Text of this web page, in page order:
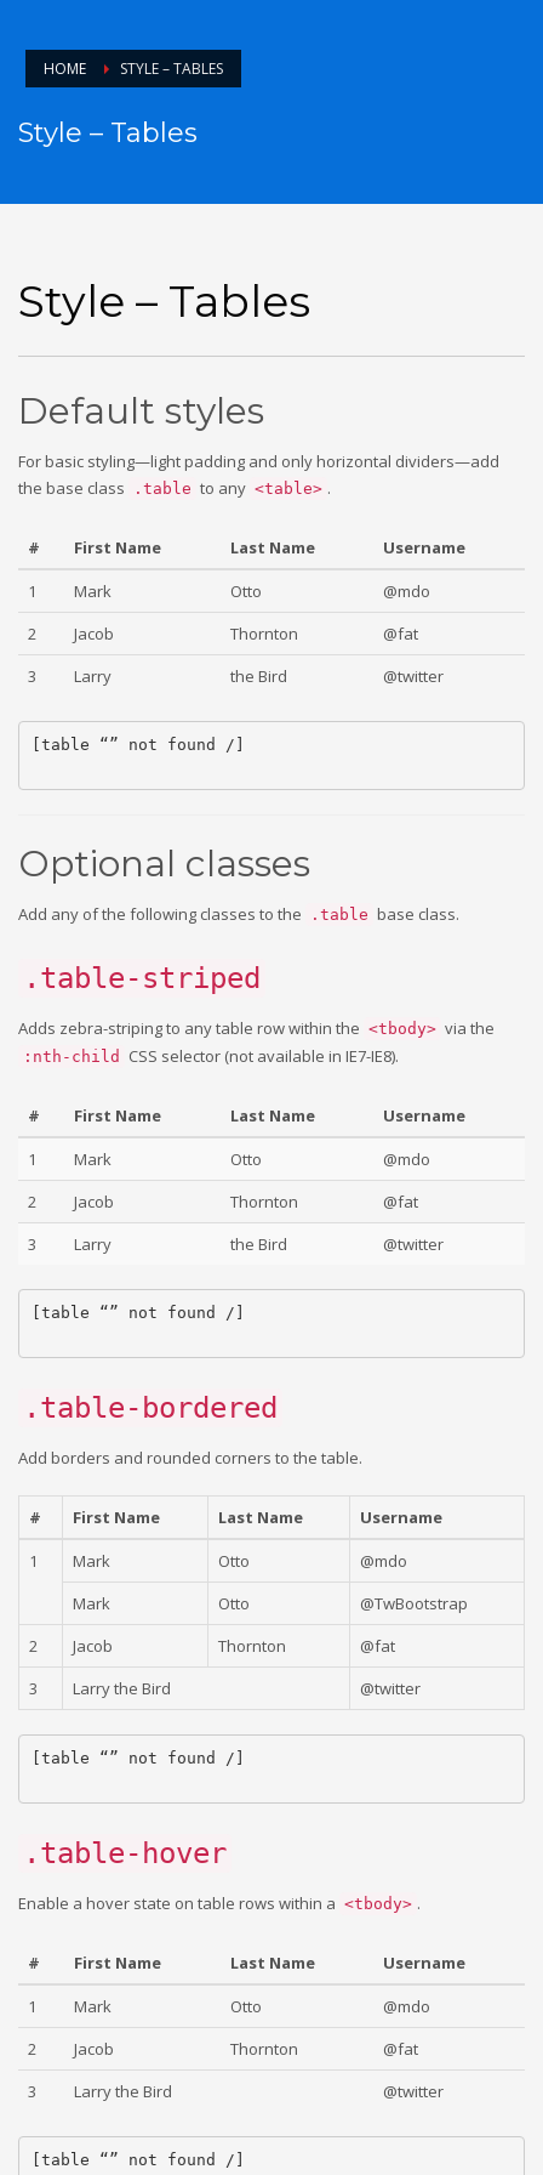
HOME STYLE – TABLES
Style – Tables
Style – Tables
Default styles
For basic styling—light padding and only horizontal dividers—add
the base class
.table to any <table> .
# First Name Last Name
Username
1
Mark Otto
@mdo
2
Jacob Thornton
@fat
3
Larry the Bird @twitter
[table “” not found /]
Optional classes
Add any of the following classes to the .table base class.
.table-striped
Adds zebra-striping to any table row within the <tbody> via the
:nth-child CSS selector (not available in IE7-IE8).
# First Name Last Name
Username
1
Mark Otto
@mdo
2
Jacob Thornton
@fat
3
Larry the Bird @twitter
[table “” not found /]
.table-bordered
Add borders and rounded corners to the table.
# First Name Last Name
Username
1
Mark Otto
@mdo
Mark
Otto
@TwBootstrap
2
Jacob Thornton
@fat
3
Larry the Bird @twitter
[table “” not found /]
.table-hover
Enable a hover state on table rows within a <tbody> .
# First Name Last Name
Username
1
Mark Otto
@mdo
2
Jacob Thornton
@fat
3
Larry the Bird @twitter
[table “” not found /]